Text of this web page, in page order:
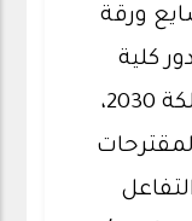
ورقة
كلية
التربية في تحقيق رؤية المملكة 2030،